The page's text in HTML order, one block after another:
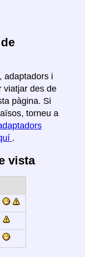
adaptadors i
viatjar des de
pàgina. Si
torneu a
.
vista